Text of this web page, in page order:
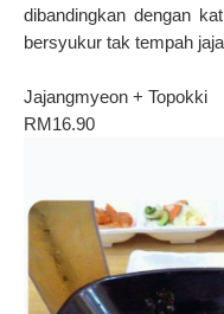
dibandingkan dengan
bersyukur tak tempah
Jajangmyeon + Topokki
RM16.90